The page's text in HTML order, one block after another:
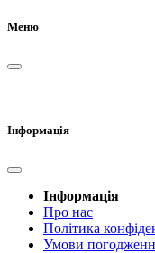
Меню
Інформація
Інформація
Про нас
Політика
Умови